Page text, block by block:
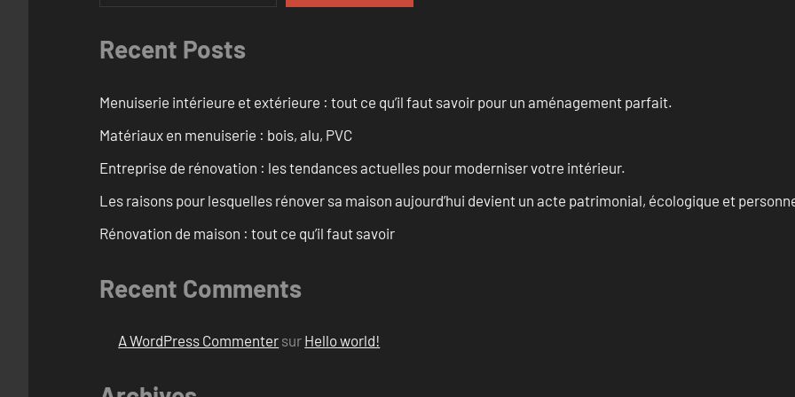
Recent Posts
Menuiserie intérieure et extérieure : tout ce qu’il faut savoir pour un aménagement parfait.
Matériaux en menuiserie : bois, alu, PVC
Entreprise de rénovation : les tendances actuelles pour moderniser votre intérieur.
Les raisons pour lesquelles rénover sa maison aujourd’hui devient un acte patrimonial, écologique et
Rénovation de maison : tout ce qu’il faut savoir
Recent Comments
A WordPress Commenter sur Hello world!